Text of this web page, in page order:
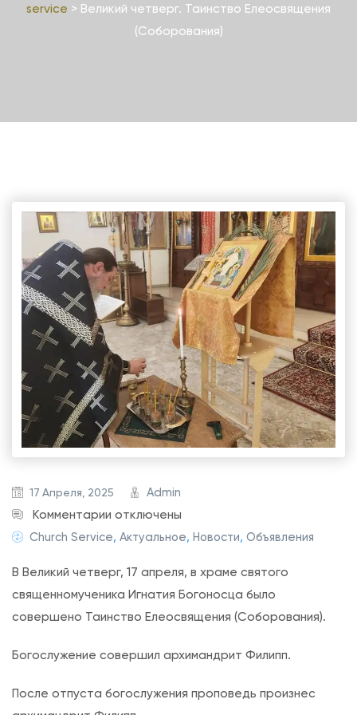
service > Великий четверг. Таинство Елеосвящения
(Соборования)
17 Апреля, 2025
Admin
Комментарии к
з
п
и
с
е
отключены
Church Service, Актуальное, Новости, Объявления
В Великий четверг, 17 апреля, в храме святого
священномученика Игнатия Богоносца было
совершено Таинство Елеосвящения (Соборования).
Богослужение совершил архимандрит Филипп.
После отпуста богослужения проповедь произнес